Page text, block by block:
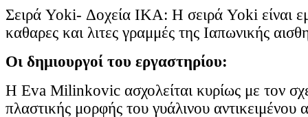
Σειρά Yoki- Δοχεία IKA: Η σειρά Yoki είναι
καθαρες και λιτες γραμμές της Ιαπωνικής
Οι δημιουργοί του εργαστηρίου:
H Eva Milinkovic ασχολείται κυρίως με τον
πλαστικής μορφής του γυάλινου αντικειμένου